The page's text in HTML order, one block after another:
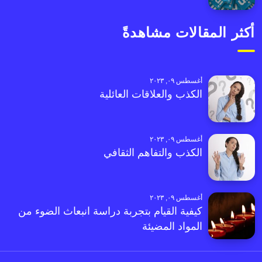
أكثر المقالات مشاهدةً
أغسطس ٠٩, ٢٠٢٣
الكذب والعلاقات العائلية
أغسطس ٠٩, ٢٠٢٣
الكذب والتفاهم الثقافي
أغسطس ٠٩, ٢٠٢٣
كيفية القيام بتجربة دراسة انبعاث الضوء من
المواد المضيئة